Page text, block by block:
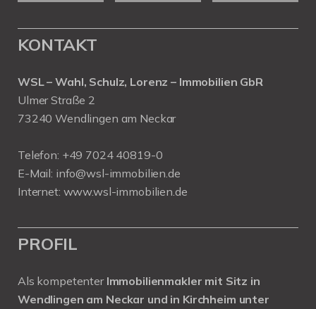
KONTAKT
WSL – Wahl, Schulz, Lorenz – Immobilien GbR
Ulmer Straße 2
73240 Wendlingen am Neckar
Telefon: +49 7024 40819-0
E-Mail: info@wsl-immobilien.de
Internet: www.wsl-immobilien.de
PROFIL
Als kompetenter Immobilienmakler mit Sitz in
Wendlingen am Neckar und in Kirchheim unter